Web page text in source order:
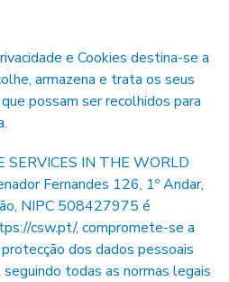
e Cookies destina-se a
armazena e trata os seus
possam ser recolhidos para
SERVICES IN THE WORLD
Fernandes 126, 1º Andar,
NIPC 508427975 é
csw.pt/, compromete-se a
dos dados pessoais
todas as normas legais